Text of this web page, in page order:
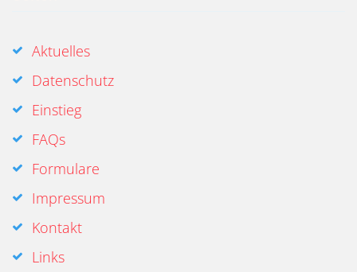
Aktuelles
Datenschutz
Einstieg
FAQs
Formulare
Impressum
Kontakt
Links